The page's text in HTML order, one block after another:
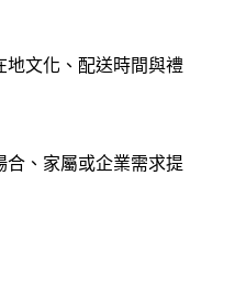
地文化、配送時間與禮
合、家屬或企業需求提